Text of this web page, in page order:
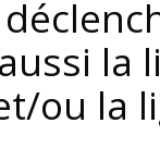
la
ou la